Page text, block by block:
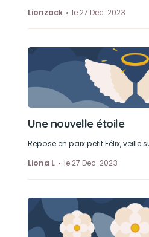
Lionzack
le 27 Dec. 2023
Une nouvelle étoile
Repose en paix petit Félix, veille
Liona L
le 27 Dec. 2023